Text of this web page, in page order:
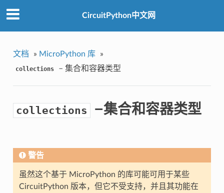
CircuitPython中文网
文档 » MicroPython 库 »
collections – 集合和容器类型
collections –集合和容器类型
警告
虽然这个基于 MicroPython 的库可能可用于某些
CircuitPython 版本，但它不受支持，并且其功能在